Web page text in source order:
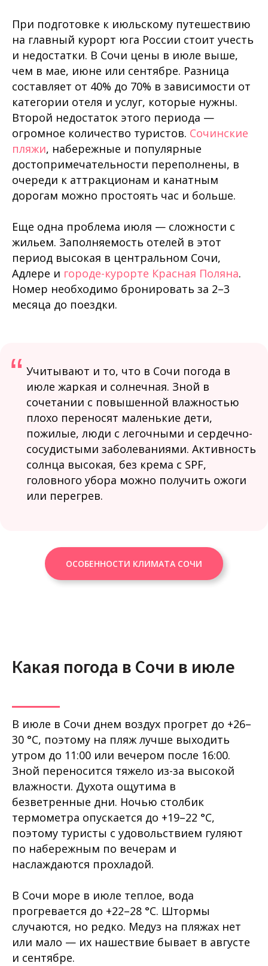
При подготовке к июльскому путешествию
на главный курорт юга России стоит учесть
и недостатки. В Сочи цены в июле выше,
чем в мае, июне или сентябре. Разница
составляет от 40% до 70% в зависимости от
категории отеля и услуг, которые нужны.
Второй недостаток этого периода —
огромное количество туристов. Сочинские
пляжи, набережные и популярные
достопримечательности переполнены, в
очереди к аттракционам и канатным
дорогам можно простоять час и больше.
Еще одна проблема июля — сложности с
жильем. Заполняемость отелей в этот
период высокая в центральном Сочи,
Адлере и городе-курорте Красная Поляна.
Номер необходимо бронировать за 2–3
месяца до поездки.
“ Учитывают и то, что в Сочи погода в
июле жаркая и солнечная. Зной в
сочетании с повышенной влажностью
плохо переносят маленькие дети,
пожилые, люди с легочными и сердечно-
сосудистыми заболеваниями. Активность
солнца высокая, без крема с SPF,
головного убора можно получить ожоги
или перегрев.
ОСОБЕННОСТИ КЛИМАТА СОЧИ
Какая погода в Сочи в июле
В июле в Сочи днем воздух прогрет до +26–
30 °C, поэтому на пляж лучше выходить
утром до 11:00 или вечером после 16:00.
Зной переносится тяжело из-за высокой
влажности. Духота ощутима в
безветренные дни. Ночью столбик
термометра опускается до +19–22 °C,
поэтому туристы с удовольствием гуляют
по набережным по вечерам и
наслаждаются прохладой.
В Сочи море в июле теплое, вода
прогревается до +22–28 °C. Штормы
случаются, но редко. Медуз на пляжах нет
или мало — их нашествие бывает в августе
и сентябре.